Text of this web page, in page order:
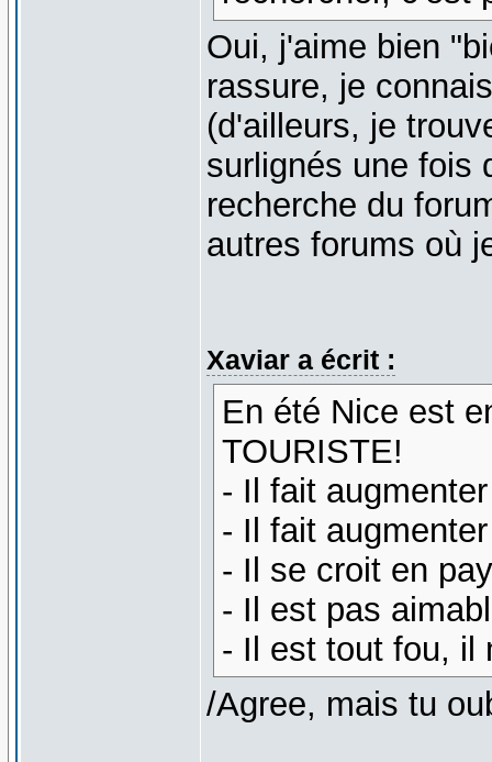
Oui, j'aime bien
rassure, je
(d'ailleurs, je
surlignés une fois
recherche du
autres forums où
Xaviar a écrit :
En été Nice est
TOURISTE!
- Il fait
- Il fait
- Il se croit en
- Il est pas
- Il est tout fou, il
/Agree, mais tu